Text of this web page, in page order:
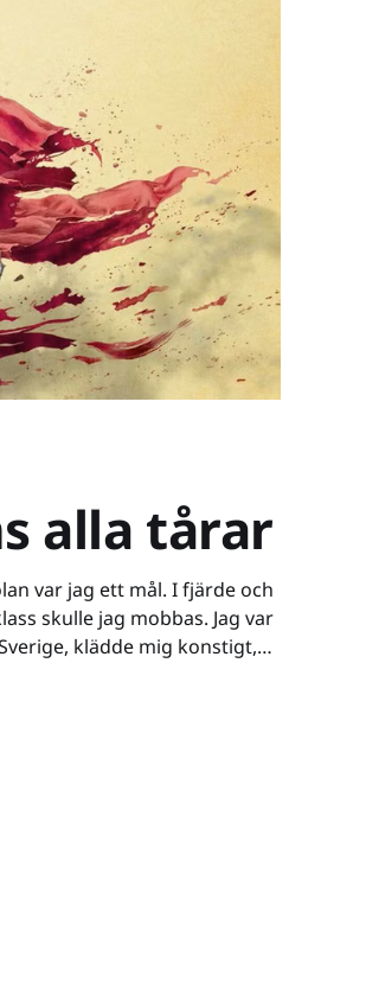
alla tårar
var jag ett mål. I fjärde och
skulle jag mobbas. Jag var
klädde mig konstigt,
offer. Det började verbalt